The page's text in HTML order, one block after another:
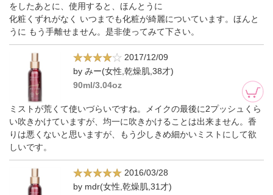
をしたあとに、使用すると、ほんとうに
化粧くずれがなく いつまでも化粧が綺麗についています。ほんと
うに もう手離せません。是非使ってみて下さい。
2017/12/09
by みー(女性,乾燥肌,38才)
90ml/3.04oz
ミストが荒くて使いづらいですね。メイクの最後に2プッシュくら
い吹きかけていますが、均一に吹きかけることは出来ません。香
りは悪くないと思いますが、もう少しきめ細かいミストにして欲
しいです。
2016/03/28
by mdr(女性,乾燥肌,31才)